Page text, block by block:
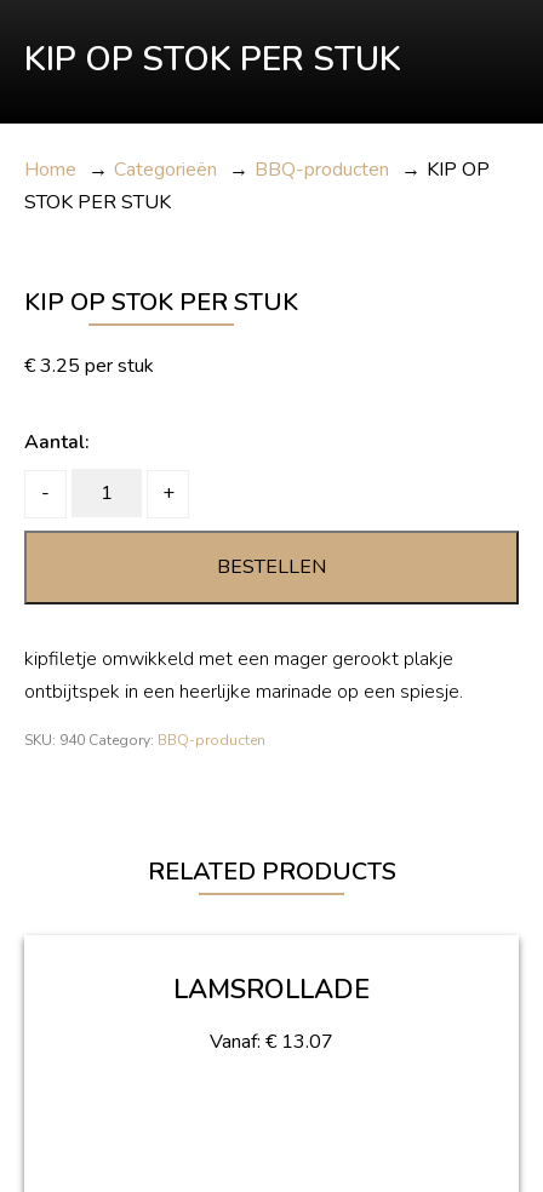
KIP OP STOK PER STUK
Home → Categorieën → BBQ-producten → KIP OP
STOK PER STUK
KIP OP STOK PER STUK
€3.25 per stuk
Aantal:
-
quantity
+
BESTELLEN
kipfiletje omwikkeld met een mager gerookt plakje
ontbijtspek in een heerlijke marinade op een spiesje.
SKU: 940 Category: BBQ-producten
RELATED PRODUCTS
LAMSROLLADE
Vanaf: € 13.07